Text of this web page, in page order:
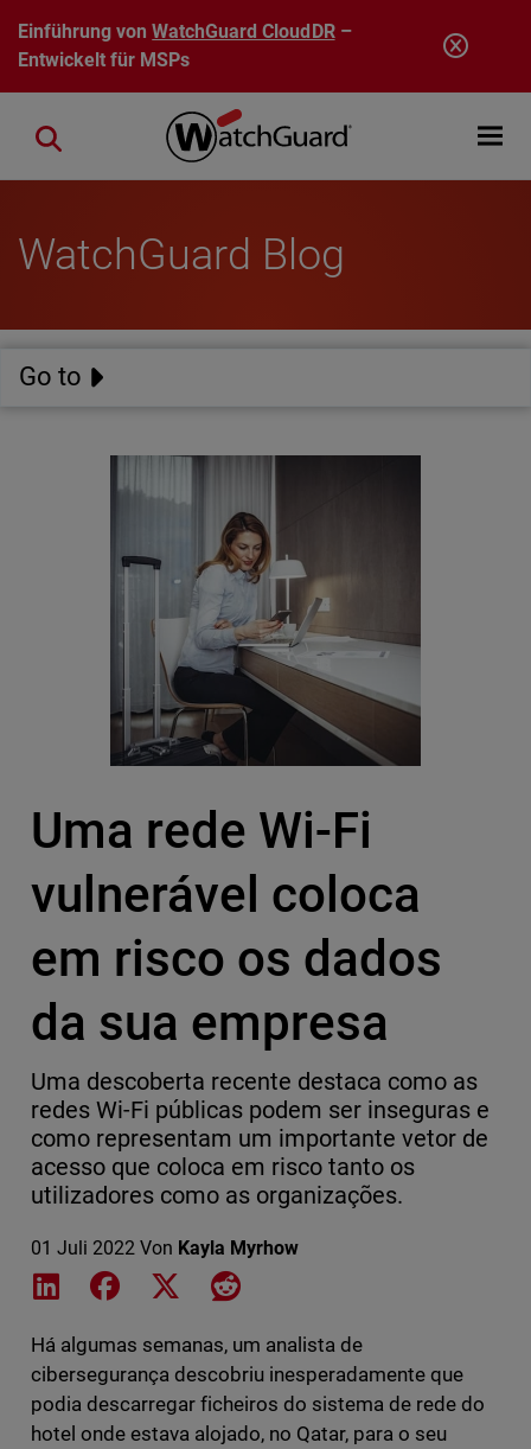
Direkt zum Inhalt
Einführung vonWatchGuard CloudDR–
Entwickelt für MSPs
Open
Close search
WatchGuard Blog
Go to
Uma rede Wi-Fi
vulnerável coloca
em risco os dados
da sua empresa
Uma descoberta recente destaca como as
redes Wi-Fi públicas podem ser inseguras e
como representam um importante vetor de
acesso que coloca em risco tanto os
utilizadores como as organizações.
01 Juli 2022 Von Kayla Myrhow
Share on LinkedIn
Share on Facebook
Share on XShare on Reddit
Há algumas semanas, um analista de
cibersegurança descobriu inesperadamente que
podia descarregar ficheiros do sistema de rede do
hotel onde estava alojado, no Qatar, para o seu